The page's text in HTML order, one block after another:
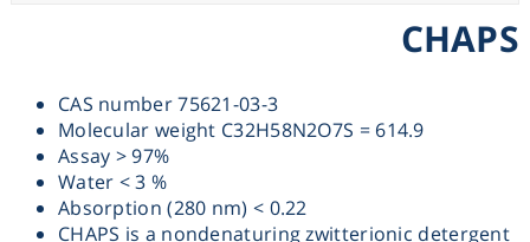
CHAPS
CAS number 75621-03-3
Molecular weight C32H58N2O7S = 614.9
Assay > 97%
Water < 3 %
Absorption (280 nm) < 0.22
CHAPS is a nondenaturing zwitterionic detergent
Chromatography
Concentration